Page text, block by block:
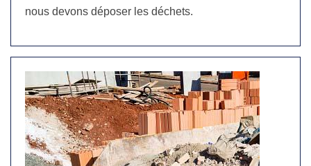
nous devons déposer les déchets.